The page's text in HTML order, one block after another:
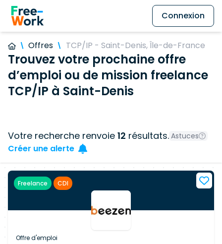
Connexion
Offres TCP/IP - Saint-Denis, Île-de-France
Trouvez votre prochaine offre
d’emploi ou de mission freelance
TCP/IP à Saint-Denis
Votre recherche renvoie 12 résultats. Astuces
Créer une alerte
Freelance CDI
Offre d'emploi